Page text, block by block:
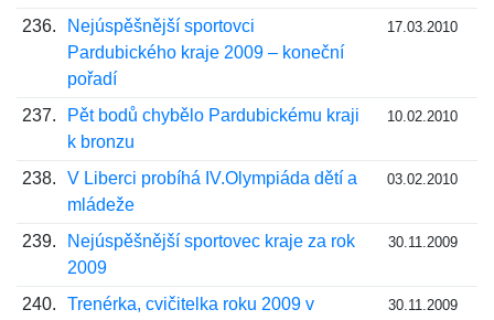
236.
Nejúspěšnější sportovci
Pardubického kraje 2009 – koneční
pořadí
17.03.2010
237.
Pět bodů chybělo Pardubickému kraji
k bronzu
10.02.2010
238.
V Liberci probíhá IV.Olympiáda dětí a
mládeže
03.02.2010
239.
Nejúspěšnější sportovec kraje za rok
2009
30.11.2009
240.
Trenérka, cvičitelka roku 2009 v
30.11.2009